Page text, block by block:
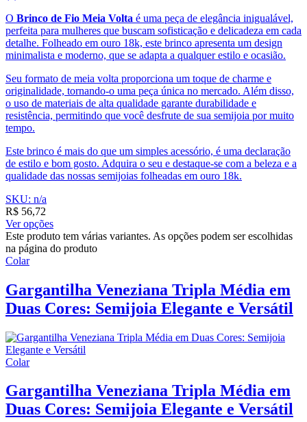
O Brinco de Fio Meia Volta é uma peça de elegância inigualável,
perfeita para mulheres que buscam sofisticação e delicadeza em cada
detalhe. Folheado em ouro 18k, este brinco apresenta um design
minimalista e moderno, que se adapta a qualquer estilo e ocasião.
Seu formato de meia volta proporciona um toque de charme e
originalidade, tornando-o uma peça única no mercado. Além disso,
o uso de materiais de alta qualidade garante durabilidade e
resistência, permitindo que você desfrute de sua semijoia por muito
tempo.
Este brinco é mais do que um simples acessório, é uma declaração
de estilo e bom gosto. Adquira o seu e destaque-se com a beleza e a
qualidade das nossas semijoias folheadas em ouro 18k.
SKU: n/a
R$ 56,72
Ver opções
Este produto tem várias variantes. As opções podem ser escolhidas
na página do produto
Colar
Gargantilha Veneziana Tripla Média em
Duas Cores: Semijoia Elegante e Versátil
Colar
Gargantilha Veneziana Tripla Média em
Duas Cores: Semijoia Elegante e Versátil